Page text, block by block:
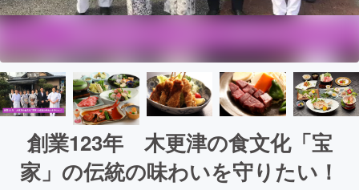
創業123年 木更津の食文化「宝
家」の伝統の味わいを守りたい！